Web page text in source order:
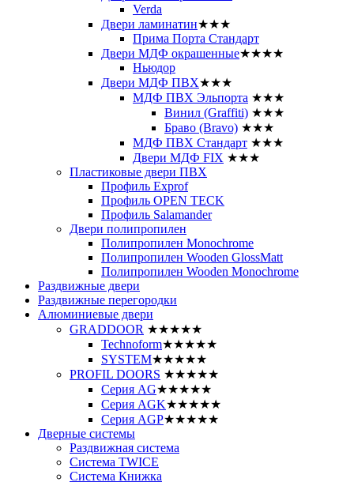
Verda
Двери ламинатин★★★
Прима Порта Стандарт
Двери МДФ окрашенные★★★★
Ньюдор
Двери МДФ ПВХ★★★
МДФ ПВХ Эльпорта ★★★
Винил (Graffiti) ★★★
Браво (Bravo) ★★★
МДФ ПВХ Стандарт ★★★
Двери МДФ FIX ★★★
Пластиковые двери ПВХ
Профиль Exprof
Профиль OPEN TECK
Профиль Salamander
Двери полипропилен
Полипропилен Monochrome
Полипропилен Wooden GlossMatt
Полипропилен Wooden Monochrome
Раздвижные двери
Раздвижные перегородки
Алюминиевые двери
GRADDOOR ★★★★★
Technoform★★★★★
SYSTEM★★★★★
PROFIL DOORS ★★★★★
Серия AG★★★★★
Серия AGK★★★★★
Серия AGP★★★★★
Дверные системы
Раздвижная система
Система TWICE
Система Книжка